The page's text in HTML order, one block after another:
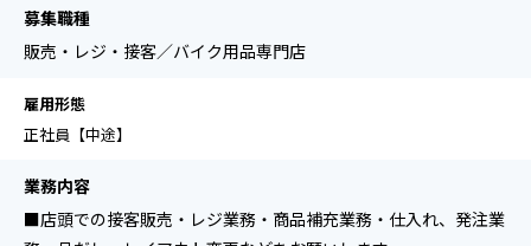
募集職種
販売・レジ・接客／バイク用品専門店
雇用形態
正社員【中途】
業務内容
■店頭での接客販売・レジ業務・商品補充業務・仕⼊れ、発注業